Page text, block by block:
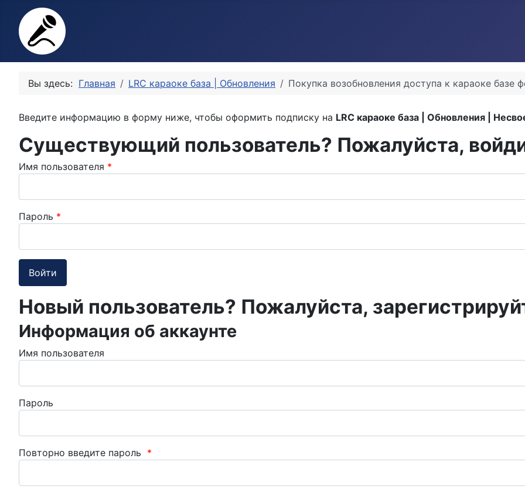
Вы здесь: Главная LRC караоке база | Обновления Покупка возобновления доступа к караоке базе
Введите информацию в форму ниже, чтобы оформить подписку на LRC караоке база | Обновления |
Существующий пользователь? Пожалуйста,
Имя пользователя *
Пароль *
Новый пользователь? Пожалуйста,
Информация об аккаунте
Имя пользователя
Пароль
Повторно введите пароль *